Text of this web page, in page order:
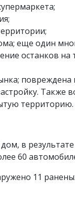
еще один
останков
повреждена
Также
территорию.
в
60
11